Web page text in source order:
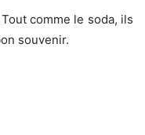
comme le soda, ils
souvenir.